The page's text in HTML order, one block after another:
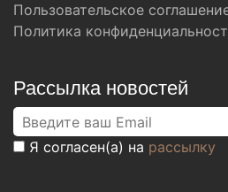
Пользовательское
Политика
Рассылка новостей
Я согласен(а) на рассылку